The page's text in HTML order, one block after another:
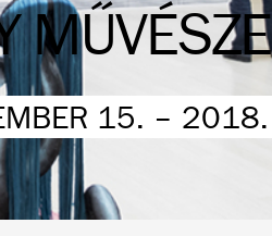
15. – 2018.